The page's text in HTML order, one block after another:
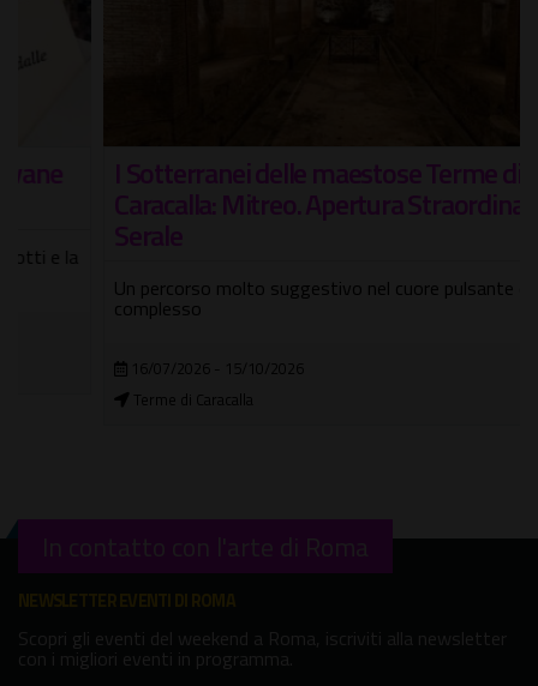
I Sotterranei delle maestose Terme di
Caracalla: Mitreo. Apertura Straordinaria
Un percorso molto suggestivo nel cuore pulsante del
complesso
16/07/2026 - 15/10/2026
Terme di Caracalla
In contatto con l'arte di Roma